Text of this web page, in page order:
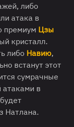
либо
атака в
премиум Цзы
кристалл.
либо Навию,
встанут этот
сумрачные
в
Натлана.